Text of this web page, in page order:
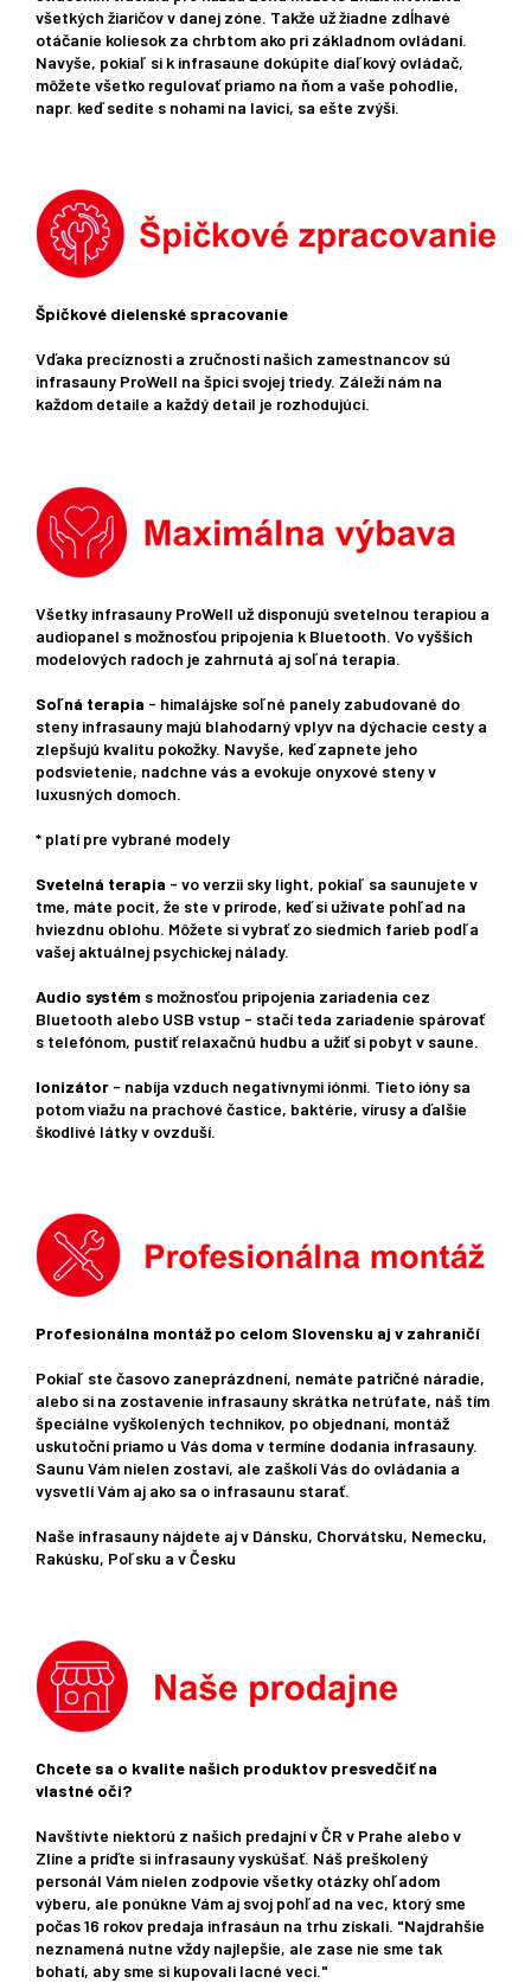
všetkých žiaričov v danej zóne. Takže už žiadne zdĺhavé
otáčanie koliesok za chrbtom ako pri základnom ovládaní.
Navyše, pokiaľ si k infrasaune dokúpite diaľkový ovládač,
môžete všetko regulovať priamo na ňom a vaše pohodlie,
napr. keď sedíte s nohami na lavici, sa ešte zvýši.
Špičkové dielenské spracovanie
Vďaka precíznosti a zručnosti našich zamestnancov sú
infrasauny ProWell na špici svojej triedy. Záleží nám na
každom detaile a každý detail je rozhodujúci.
Všetky infrasauny ProWell už disponujú svetelnou terapiou a
audiopanel s možnosťou pripojenia k Bluetooth. Vo vyšších
modelových radoch je zahrnutá aj soľná terapia.
Soľná terapia - himalájske soľné panely zabudované do
steny infrasauny majú blahodarný vplyv na dýchacie cesty a
zlepšujú kvalitu pokožky. Navyše, keď zapnete jeho
podsvietenie, nadchne vás a evokuje onyxové steny v
luxusných domoch.
* platí pre vybrané modely
Svetelná terapia - vo verzii sky light, pokiaľ sa saunujete v
tme, máte pocit, že ste v prírode, keď si užívate pohľad na
hviezdnu oblohu. Môžete si vybrať zo siedmich farieb podľa
vašej aktuálnej psychickej nálady.
Audio systém s možnosťou pripojenia zariadenia cez
Bluetooth alebo USB vstup - stačí teda zariadenie spárovať
s telefónom, pustiť relaxačnú hudbu a užiť si pobyt v saune.
Ionizátor - nabíja vzduch negatívnymi iónmi. Tieto ióny sa
potom viažu na prachové častice, baktérie, vírusy a ďalšie
škodlivé látky v ovzduší.
Profesionálna montáž po celom Slovensku aj v zahraničí
Pokiaľ ste časovo zaneprázdnení, nemáte patričné ​​náradie,
alebo si na zostavenie infrasauny skrátka netrúfate, náš tím
špeciálne vyškolených technikov, po objednaní, montáž
uskutoční priamo u Vás doma v termíne dodania infrasauny.
Saunu Vám nielen zostaví, ale zaškolí Vás do ovládania a
vysvetlí Vám aj ako sa o infrasaunu starať.
Naše infrasauny nájdete aj v Dánsku, Chorvátsku, Nemecku,
Rakúsku, Poľsku a v Česku
Chcete sa o kvalite našich produktov presvedčiť na
vlastné oči?
Navštívte niektorú z našich predajní v ČR v Prahe alebo v
Zlíne a príďte si infrasauny vyskúšať. Náš preškolený
personál Vám nielen zodpovie všetky otázky ohľadom
výberu, ale ponúkne Vám aj svoj pohľad na vec, ktorý sme
počas 16 rokov predaja infrasáun na trhu získali. "Najdrahšie
neznamená nutne vždy najlepšie, ale zase nie sme tak
bohatí, aby sme si kupovali lacné veci."